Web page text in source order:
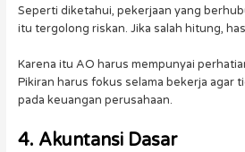
Seperti diketahui, pekerjaan yang
itu tergolong riskan. Jika salah hitung,
Karena itu AO harus mempunyai
Pikiran harus fokus selama bekerja agar
pada keuangan perusahaan.
4. Akuntansi Dasar